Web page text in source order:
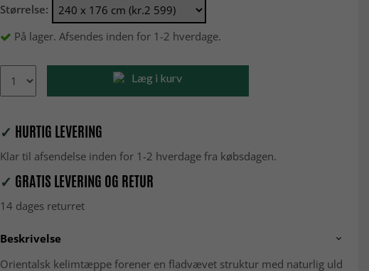
Størrelse:
På lager. Afsendes inden for 1-2 hverdage.
Læg i kurv
✓ HURTIG LEVERING
Klar til afsendelse inden for 1-2 hverdage fra købsdagen.
✓ GRATIS LEVERING OG RETUR
14 dages returret
Beskrivelse
Orientalsk kelimtæppe forener en fladvævet struktur med naturlig uld